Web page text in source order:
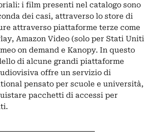
i film presenti nel catalogo sono
dei casi, attraverso lo store di
attraverso piattaforme terze come
Amazon Video (solo per Stati Uniti
on demand e Kanopy. In questo
di alcune grandi piattaforme
offre un servizio di
pensato per scuole e università,
pacchetti di accessi per